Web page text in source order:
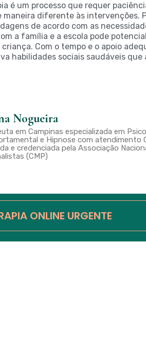
é um processo que requer
maneira diferente às intervenções.
de acordo com as
a família e a escola pode
Com o tempo e o apoio
habilidades sociais saudáveis que
Nogueira
em Campinas especializada em
e Hipnose com atendimento
e credenciada pela Associação
(CMP)
ONLINE URGENTE